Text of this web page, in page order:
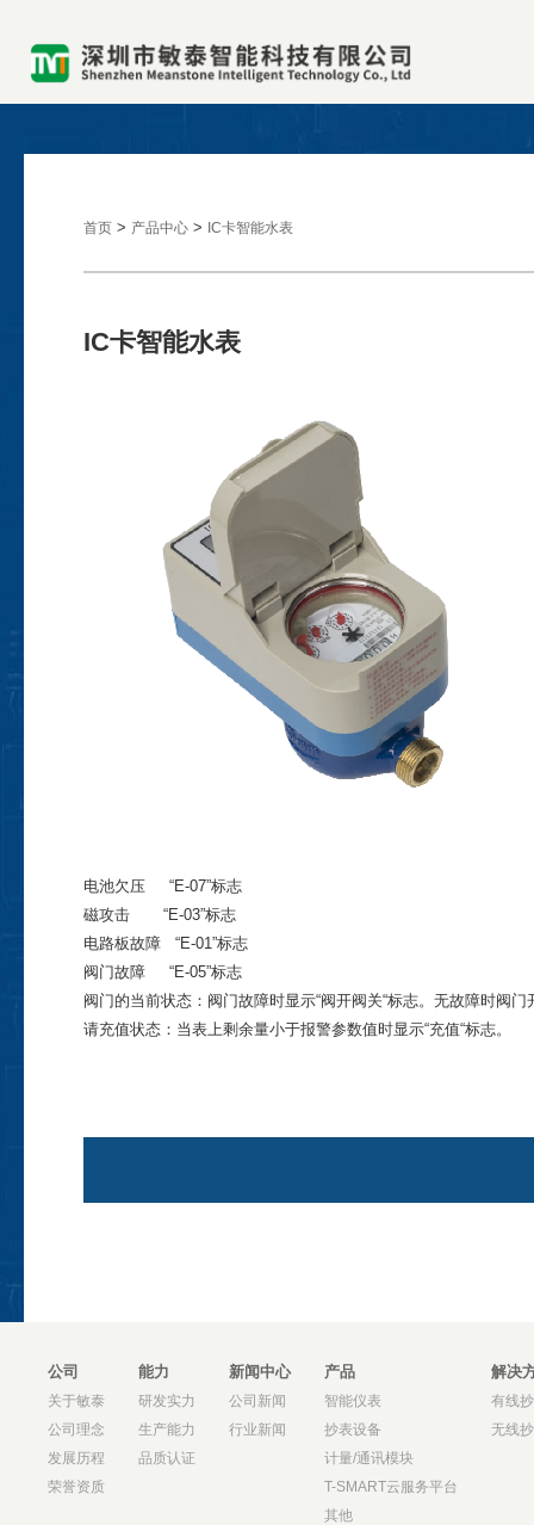
首页 > 产品中心 > IC卡智能水表
IC卡智能水表
电池欠压 “E-07”标志
磁攻击 “E-03”标志
电路板故障 “E-01”标志
阀门故障 “E-05”标志
阀门的当前状态：阀门故障时显示“阀开阀关“标志。无故障时阀门
请充值状态：当表上剩余量小于报警参数值时显示“充值“标志。
公司
关于敏泰
公司理念
发展历程
荣誉资质
能力
研发实力
生产能力
品质认证
新闻中心
公司新闻
行业新闻
产品
智能仪表
抄表设备
计量/通讯模块
T-SMART云服务平台
其他
解决
有线
无线